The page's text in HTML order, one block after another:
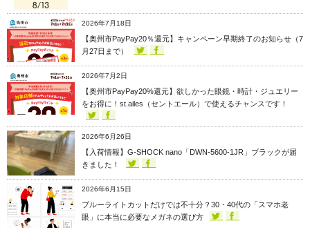
2026年7月18日
【奥州市PayPay20％還元】キャンペーン早期終了のお知らせ（7
月27日まで）
2026年7月2日
【奥州市PayPay20%還元】欲しかった眼鏡・時計・ジュエリー
をお得に！st.ailes（セントエール）で使えるチャンスです！
2026年6月26日
【入荷情報】G-SHOCK nano「DWN-5600-1JR」ブラックが届
きました！
2026年6月15日
ブルーライトカットだけでは不十分？30・40代の「スマホ老
眼」に本当に必要なメガネの選び方